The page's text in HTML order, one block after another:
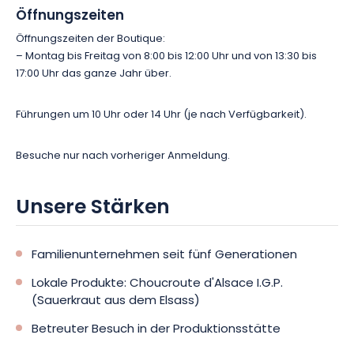
Öffnungszeiten
Öffnungszeiten der Boutique:
– Montag bis Freitag von 8:00 bis 12:00 Uhr und von 13:30 bis
17:00 Uhr das ganze Jahr über.
Führungen um 10 Uhr oder 14 Uhr (je nach Verfügbarkeit).
Besuche nur nach vorheriger Anmeldung.
Unsere Stärken
Familienunternehmen seit fünf Generationen
Lokale Produkte: Choucroute d'Alsace I.G.P.
(Sauerkraut aus dem Elsass)
Betreuter Besuch in der Produktionsstätte